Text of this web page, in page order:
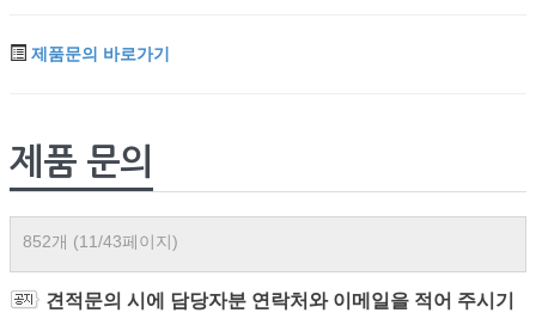
제품문의 바로가기
제품 문의
852개 (11/43페이지)
견적문의 시에 담당자분 연락처와 이메일을 적어 주시기